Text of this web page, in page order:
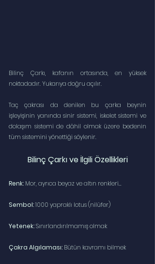
Bilinç Çarkı, kafanın ortasında, en yüksek
noktadadır. Yukarıya doğru açılır.
Taç çakrası da denilen bu çarka beynin
işleyişinin yanında sinir sistemi, iskelet sistemi ve
dolaşım sistemi de dâhil olmak üzere bedenin
tüm sistemini yönettiği söylenir.
Bilinç Çarkı ve İlgili Özellikleri
Renk: Mor, ayrıca beyaz ve altın renkleri…
Sembol: 1000 yapraklı lotus (nilüfer)
Yetenek: Sınırlandırılmamış olmak
Çakra Algılaması: Bütün kavramı bilmek